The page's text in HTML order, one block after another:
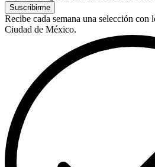
Suscribirme
Recibe cada semana una selección con
Ciudad de México.